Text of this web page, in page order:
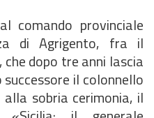
comando provinciale
di Agrigento, fra il
dopo tre anni lascia
il colonnello
alla sobria cerimonia, il